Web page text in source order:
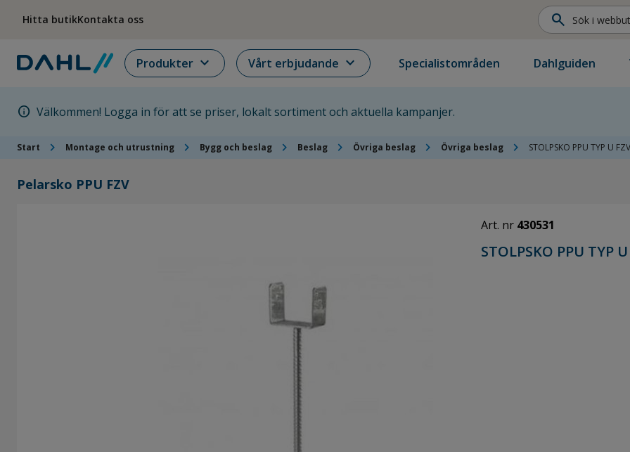
Hitta butikKontakta oss search
Produkter expand_more Vårt erbjudande expand_more Specialistområden Dahlguiden
info Välkommen! Logga in för att se priser, lokalt sortiment och aktuella kampanjer.
Start chevron_right Montage och utrustning chevron_right Bygg och beslag chevron_right Beslag chevron_right Övriga beslag chevron_right Övriga beslag chevron_right STOLPSKO PPU TYP U
Pelarsko PPU FZV
Art. nr 430531
STOLPSKO PPU TYP